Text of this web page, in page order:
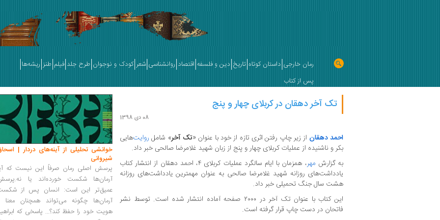
رمان خارجی داستان کوتاه تاریخ دین و فلسفه اقتصاد روانشناسی شعر کودک و نوجوان طرح جلد فیلم طنز ریشه‌ها
پس از کتاب
تک آخر دهقان در کربلای چهار و پنج
08 دی 1398
احمد دهقان از زیر چاپ رفتن اثری تازه از خود با عنوان «تک آخر» شامل روایت‌هایی
بکر و ناشنیده از عملیات کربلای چهار و پنج از زبان شهید غلامرضا صالحی خبر داد.
به گزارش مهر
، همزمان با ایام سالگرد عملیات کربلای ۴، احمد دهقان از انتشار کتاب
یادداشت‌های روزانه شهید غلامرضا صالحی به عنوان مهمترین یادداشت‌های روزانه
هشت سال جنگ تحمیلی خبر داد.
این کتاب با عنوان تک آخر در ۲۰۰۰ صفحه آماده انتشار شده است. توسط نشر
فاتحان در دست چاپ قرار گرفته است.
خوانشی تحلیلی از آینه‌های دردار |
شیروانی
پرسش اصلی رمان صرفاً این نیست که
آرمان‌ها شکست خورده‌اند یا
عمیق‌تر این است: انسان پس از
آرمان‌ها چگونه می‌تواند همچنان معنا
هویت خود را حفظ کند؟... پاسخی که